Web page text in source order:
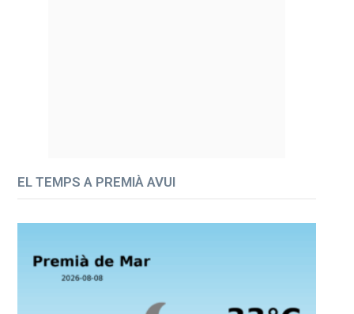
EL TEMPS A PREMIÀ AVUI